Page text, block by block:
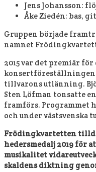
Jens Johansson:
Åke Ziedén: bas,
Gruppen började
namnet
2015 var det premiär
konsertföreställningen
tillvarons utlänning.
Sten Löfman tonsatte
framförs. Programmet
och under västsvenska
Frödingkvartetten
hedersmedalj 2019 för
musikalitet
skaldens diktning